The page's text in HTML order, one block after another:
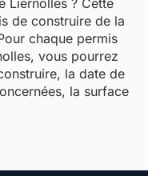
Liernolles ? Cette
de construire de la
chaque permis
vous pourrez
la date de
la surface